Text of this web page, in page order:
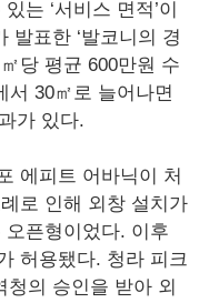
는 ‘서비스 면적’이
발표한 ‘발코니의 경
당 평균 600만원 수
서 30㎡로 늘어나면
가 있다.
에피트 어바닉이 처
로 인해 외창 설치가
픈형이었다. 이후
허용됐다. 청라 피크
청의 승인을 받아 외